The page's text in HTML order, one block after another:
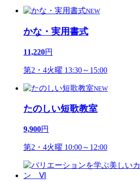
NEW
かな・実用書式
11,220円
第2・4火曜 13:30～15:00
NEW
たのしい短歌教室
9,900円
第2・4火曜 10:00～12:00